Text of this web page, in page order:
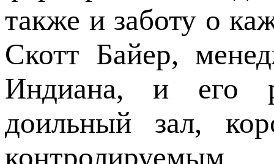
также и заботу о
Скотт Байер,
Индиана, и его
доильный зал,